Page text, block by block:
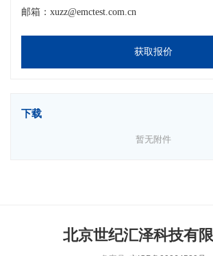
邮箱：xuzz@emctest.com.cn
获取报价
下载
暂无附件
北京世纪汇泽科技有